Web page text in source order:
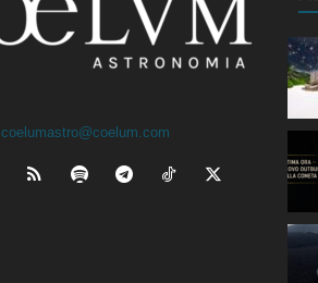
coelumastro@coelum.com